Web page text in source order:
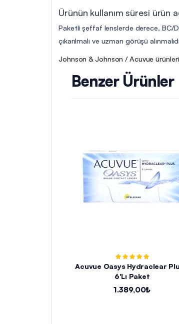
Ürünün kullanım süresi ürün
Paketli şeffaf lenslerde derece, BC/
çıkarılmalı ve uzman görüşü
Johnson & Johnson / Acuvue
Benzer Ürünler
Acuvue Oasys Hydraclear
6'lı Paket
1.389,00₺